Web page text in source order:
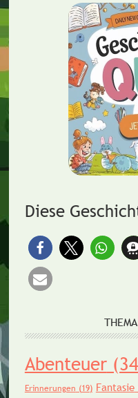
Diese
Abenteuer
Erinnerungen (19) Fantasie